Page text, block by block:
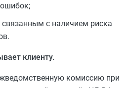
ошибок;
связанным с наличием риска
клиенту.
комиссию при